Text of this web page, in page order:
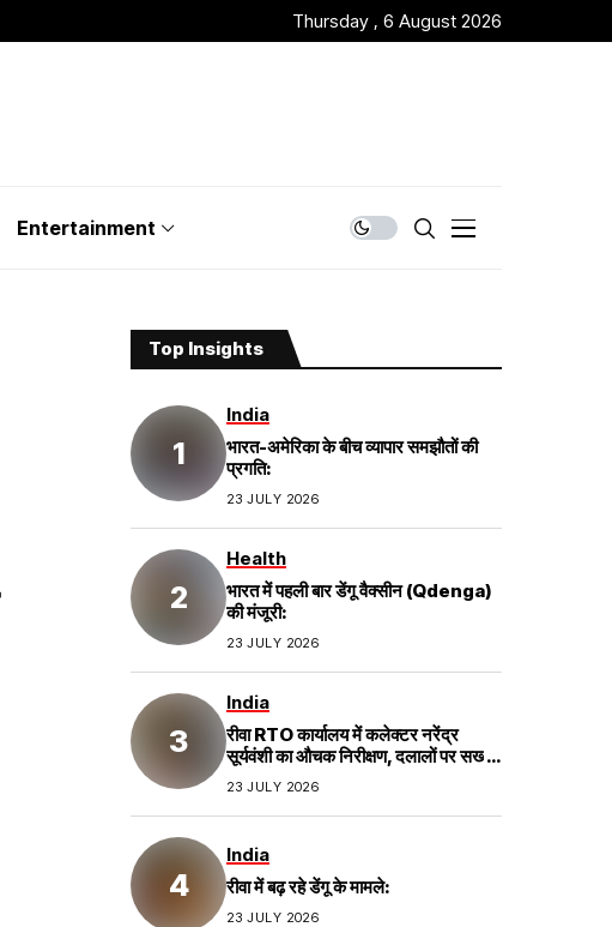
Thursday , 6 August 2026
Entertainment
Top Insights
India
भारत-अमेरिका के बीच व्यापार समझौतों की
प्रगति:
23 JULY 2026
Health
भारत में पहली बार डेंगू वैक्सीन (Qdenga)
की मंजूरी:
23 JULY 2026
India
रीवा RTO कार्यालय में कलेक्टर नरेंद्र
सूर्यवंशी का औचक निरीक्षण, दलालों पर सख्त
कार्रवाई;
23 JULY 2026
India
रीवा में बढ़ रहे डेंगू के मामले:
23 JULY 2026